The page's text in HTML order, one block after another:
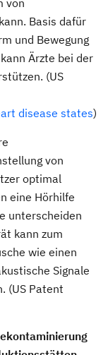
von
Basis dafür
und Bewegung
Ärzte bei der
(US
disease states)
von
optimal
eine Hörhilfe
unterscheiden
kann zum
wie einen
Signale
(US Patent